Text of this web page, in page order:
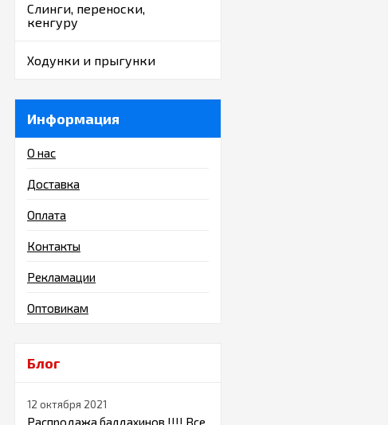
Слинги, переноски,
кенгуру
Ходунки и прыгунки
Информация
О нас
Доставка
Оплата
Контакты
Рекламации
Оптовикам
Блог
12 октября 2021
Распродажа балдахинов !!!! Все